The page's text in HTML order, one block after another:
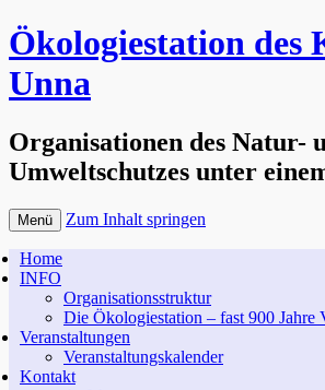
Ökologiestation des
Unna
Organisationen des Natur-
Umweltschutzes unter
Menü Zum Inhalt springen
Home
INFO
Organisationsstruktur
Die Ökologiestation – fast 900 Jahre
Veranstaltungen
Veranstaltungskalender
Kontakt